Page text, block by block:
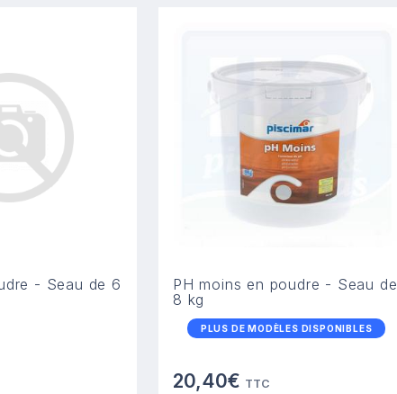
- Seau de 6
PH moins en poudre - Seau de
8 kg
PLUS DE MODÈLES DISPONIBLES
20,40€ TTC